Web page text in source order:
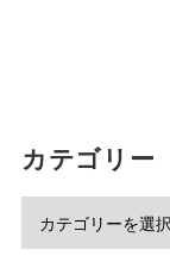
カテゴリー